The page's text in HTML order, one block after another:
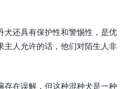
犬还具有保护性和警惕性，是优
主人允许的话，他们对陌生人非
存在误解，但这种混种犬是一种